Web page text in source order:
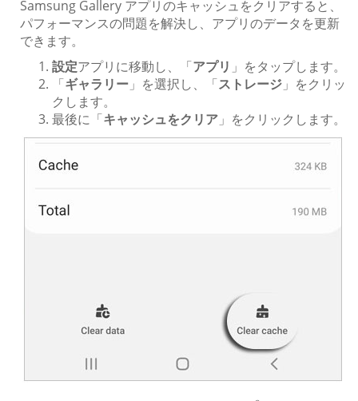
Samsung Gallery アプリのキャッシュをクリアすると、
パフォーマンスの問題を解決し、アプリのデータを更新
できます。
設定アプリに移動し、「アプリ 」をタップします。
「ギャラリー 」を選択し、「ストレージ 」をクリッ
クします。
最後に「キャッシュをクリア 」をクリックします。